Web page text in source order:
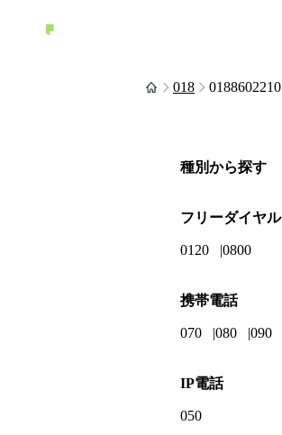
018 0188602210
種別から探す
フリーダイヤル
0120 0800
携帯電話
070 080 090
IP電話
050